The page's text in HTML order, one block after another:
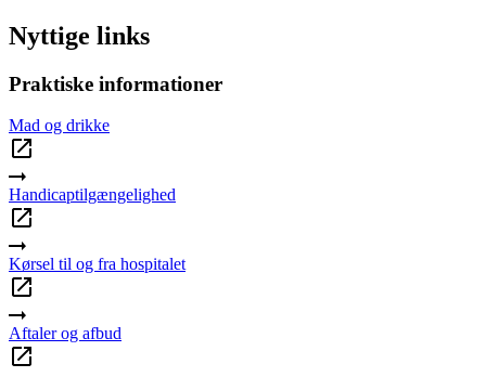
Nyttige links
Praktiske informationer
Mad og drikke
Handicaptilgængelighed
Kørsel til og fra hospitalet
Aftaler og afbud